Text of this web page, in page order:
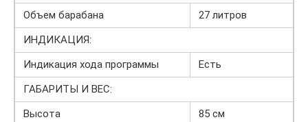
Объем барабана
27 литров
ИНДИКАЦИЯ:
Индикация хода программы
Есть
ГАБАРИТЫ И ВЕС:
Высота
85 см